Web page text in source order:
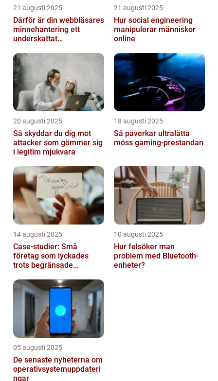
21 augusti 2025
Därför är din webbläsares
minnehantering ett
underskattat
21 augusti 2025
Hur social engineering
manipulerar människor
online
20 augusti 2025
Så skyddar du dig mot
attacker som gömmer sig
i legitim mjukvara
18 augusti 2025
Så påverkar ultralätta
möss gaming-prestandan
14 augusti 2025
Case-studier: Små
företag som lyckades
trots begränsade
10 augusti 2025
Hur felsöker man
problem med Bluetooth-
enheter?
05 augusti 2025
De senaste nyheterna om
operativsystemuppdateri
ngar